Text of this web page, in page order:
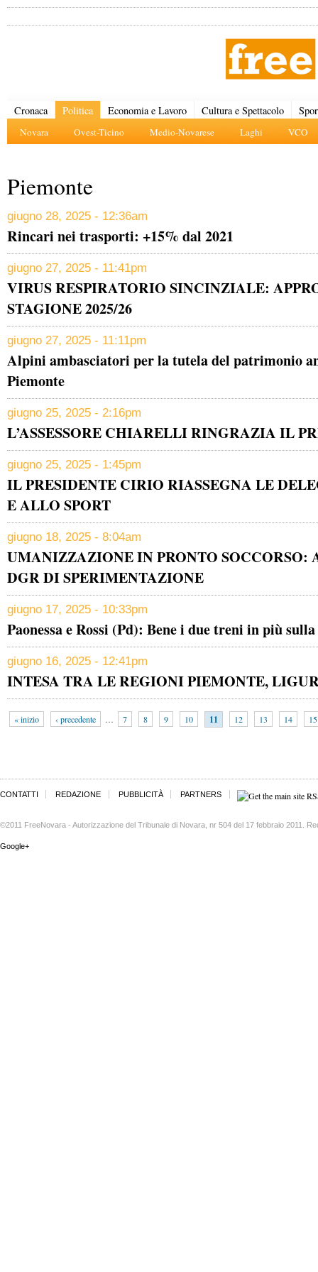
Cronaca Politica
Novara Ovest-Ticino Medio-Novarese Laghi VCO
Economia e Lavoro Cultura e Spettacolo
Piemonte
giugno 28, 2025 - 12:36am
Rincari nei trasporti: +15% dal 2021
giugno 27, 2025 - 11:41pm
VIRUS RESPIRATORIO SINCINZIALE:
STAGIONE 2025/26
giugno 27, 2025 - 11:11pm
Alpini ambasciatori per la tutela del patrimonio
Piemonte
giugno 25, 2025 - 2:16pm
L’ASSESSORE CHIARELLI RINGRAZIA IL
giugno 25, 2025 - 1:45pm
IL PRESIDENTE CIRIO RIASSEGNA LE
E ALLO SPORT
giugno 18, 2025 - 8:04am
UMANIZZAZIONE IN PRONTO SOCCORSO:
DGR DI SPERIMENTAZIONE
giugno 17, 2025 - 10:33pm
Paonessa e Rossi (Pd): Bene i due treni in più
giugno 16, 2025 - 12:41pm
INTESA TRA LE REGIONI PIEMONTE,
« inizio ‹ precedente … 7 8 9 10 11 12 13 14 15
CONTATTI REDAZIONE PUBBLICITÀ PARTNERS
©2011 FreeNovara - Autorizzazione del Tribunale di Novara, nr 504 del 17 febbraio 2011.
Google+